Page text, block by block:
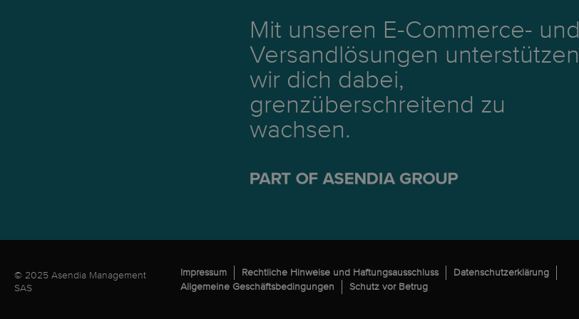
Mit unseren E-Commerce- und
Versandlösungen unterstützen
wir dich dabei,
grenzüberschreitend zu
wachsen.
© 2025 Asendia Management
SAS
Impressum Rechtliche Hinweise und Haftungsausschluss
Datenschutzerklärung
Allgemeine Geschäftsbedingungen
Schutz vor Betrug